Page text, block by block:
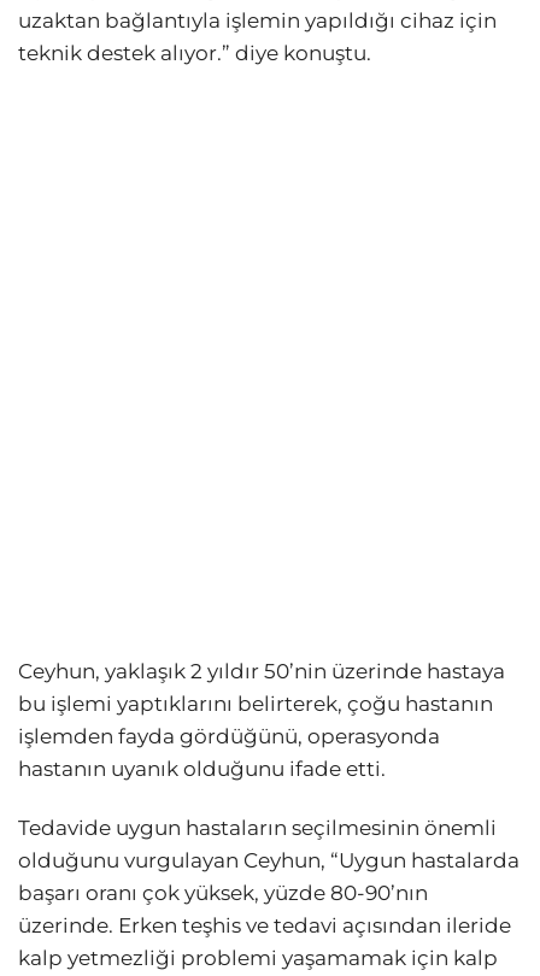
uzaktan bağlantıyla işlemin yapıldığı cihaz için
teknik destek alıyor.” diye konuştu.
Ceyhun, yaklaşık 2 yıldır 50’nin üzerinde hastaya
bu işlemi yaptıklarını belirterek, çoğu hastanın
işlemden fayda gördüğünü, operasyonda
hastanın uyanık olduğunu ifade etti.
Tedavide uygun hastaların seçilmesinin önemli
olduğunu vurgulayan Ceyhun, “Uygun hastalarda
başarı oranı çok yüksek, yüzde 80-90’nın
üzerinde. Erken teşhis ve tedavi açısından ileride
kalp yetmezliği problemi yaşamamak için kalp